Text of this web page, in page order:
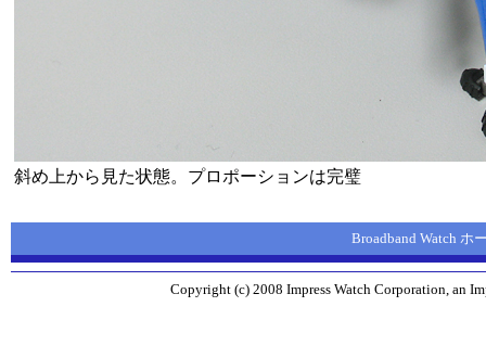
斜め上から見た状態。プロポーションは完璧
Broadband Watch ホ
Copyright (c) 2008 Impress Watch Corporation, an